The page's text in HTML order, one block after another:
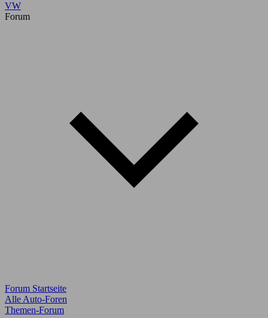
VW
Forum
Forum Startseite
Alle Auto-Foren
Themen-Forum